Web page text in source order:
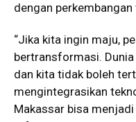
dengan
“Jika kita ingin maju,
bertransformasi.
dan kita tidak boleh
mengintegrasikan
Makassar bisa